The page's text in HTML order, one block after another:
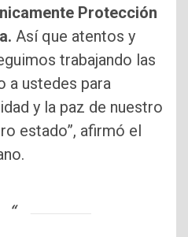
Protección
Así que atentos y
trabajando las
a ustedes para
y la paz de nuestro
estado”, afirmó el